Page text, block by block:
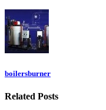
boilersburner
Related Posts